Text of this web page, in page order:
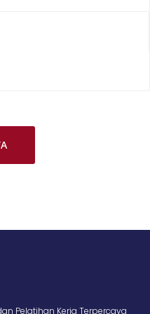
Pelatihan Kerja Terpercaya